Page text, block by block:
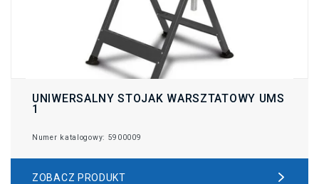
UNIWERSALNY STOJAK WARSZTATOWY UMS
1
Numer katalogowy: 5900009
ZOBACZ PRODUKT